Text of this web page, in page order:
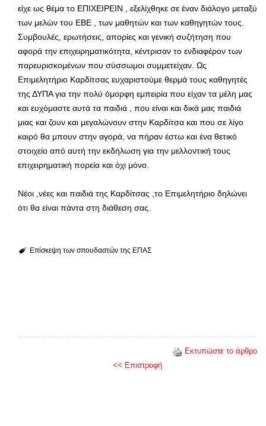
είχε ως θέμα το ΕΠΙΧΕΙΡΕΙΝ , εξελίχθηκε σε έναν διάλογο μεταξύ
των μελών του ΕΒΕ , των μαθητών και των καθηγητών τους.
Συμβουλές, ερωτήσεις, απορίες και γενική συζήτηση που
αφορά την επιχειρηματικότητα, κέντρισαν το ενδιαφέρον των
παρευρισκομένων που σύσσωμοι συμμετείχαν. Ως
Επιμελητήριο Καρδίτσας ευχαριστούμε θερμά τους καθηγητές
της ΔΥΠΑ για την πολύ όμορφη εμπειρία που είχαν τα μέλη μας
και ευχόμαστε αυτά τα παιδιά , που είναι και δικά μας παιδιά
μιας και ζουν και μεγαλώνουν στην Καρδίτσα και που σε λίγο
καιρό θα μπουν στην αγορά, να πήραν έστω και ένα θετικό
στοιχείο από αυτή την εκδήλωση για την μελλοντική τους
επιχειρηματική πορεία και όχι μόνο.
Νέοι ,νέες και παιδιά της Καρδίτσας ,το Επιμελητήριο δηλώνει
ότι θα είναι πάντα στη διάθεση σας.
Επίσκεψη των σπουδαστών της ΕΠΑΣ
Εκτυπώστε το άρθρο
<< Επιστροφή